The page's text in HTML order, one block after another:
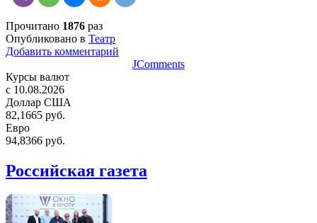
Прочитано 1876 раз
Опубликовано в Театр
Добавить комментарий
JComments
Курсы валют
c 10.08.2026
Доллар США
82,1665 руб.
Евро
94,8366 руб.
Российская газета